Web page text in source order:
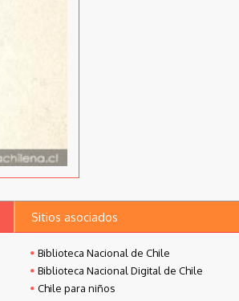
Sitios asociados
Biblioteca Nacional de Chile
Biblioteca Nacional Digital de Chile
Chile para niños